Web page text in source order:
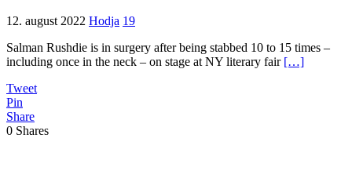
12. august 2022 Hodja 19
Salman Rushdie is in surgery after being stabbed 10 to 15 times –
including once in the neck – on stage at NY literary fair […]
Tweet
Pin
Share
0 Shares